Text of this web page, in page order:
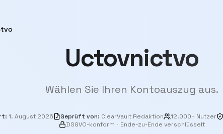
Uctovnictvo
Wählen Sie Ihren Kontoauszug aus.
: 1. August 2026 Geprüft von: ClearVault Redaktion 12.000+ Nutzer
DSGVO-konform · Ende-zu-Ende verschlüsselt